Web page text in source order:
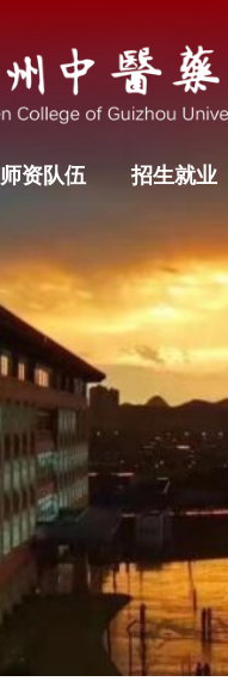
师资队伍 招生就业